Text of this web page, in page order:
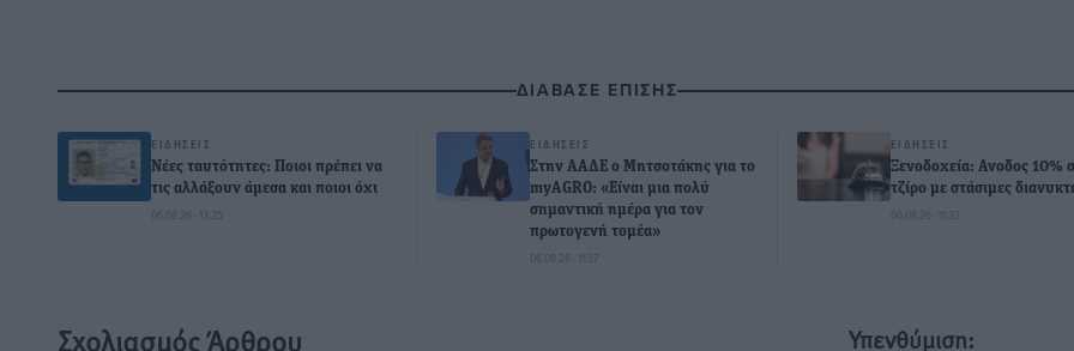
ΔΙΑΒΑΣΕ ΕΠΙΣΗΣ
ΕΙΔΉΣΕΙΣ
Νέες ταυτότητες: Ποιοι πρέπει να
τις αλλάξουν άμεσα και ποιοι όχι
06.08.26 · 13:25
ΕΙΔΉΣΕΙΣ
Στην ΑΑΔΕ ο Μητσοτάκης για το
myAGRO: «Είναι μια πολύ
σημαντική ημέρα για τον
πρωτογενή τομέα»
06.08.26 · 11:37
ΕΙΔΉΣΕΙΣ
Ξενοδοχεία: Ανοδος 10%
τζίρο με στάσιμες
06.08.26 · 11:32
Σχολιασμός Άρθρου Υπενθύμιση: